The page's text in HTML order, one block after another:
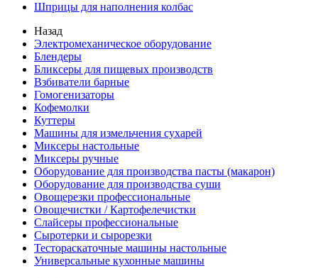
Шприцы для наполнения колбас
Назад
Электромеханическое оборудование
Блендеры
Бликсеры для пищевых производств
Взбиватели барные
Гомогенизаторы
Кофемолки
Куттеры
Машины для измельчения сухарей
Миксеры настольные
Миксеры ручные
Оборудование для производства пасты (макарон)
Оборудование для производства суши
Овощерезки профессиональные
Овощечистки / Картофелечистки
Слайсеры профессиональные
Сыротерки и сырорезки
Тестораскаточные машины настольные
Универсальные кухонные машины